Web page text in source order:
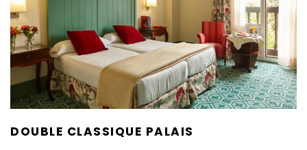
DOUBLE CLASSIQUE PALAIS